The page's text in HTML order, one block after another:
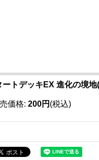
ートデッキEX 進化の境
価格: 200円 (税込)